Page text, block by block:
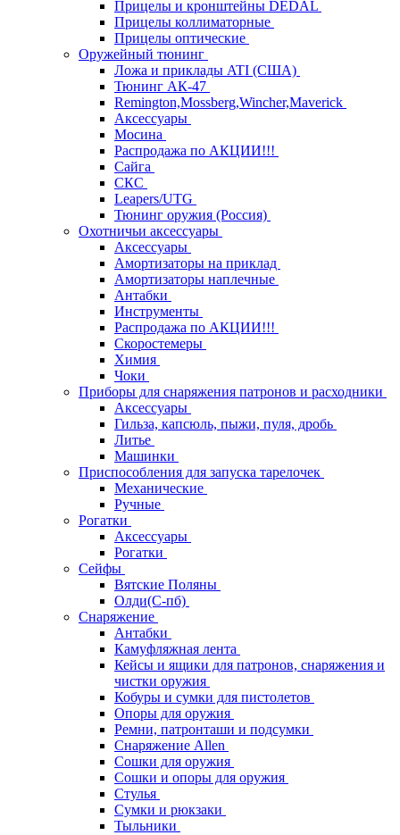
Прицелы и кронштейны DEDAL
Прицелы коллиматорные
Прицелы оптические
Оружейный тюнинг
Ложа и приклады ATI (США)
Тюнинг АК-47
Remington,Mossberg,Wincher,Maverick
Аксессуары
Мосина
Распродажа по АКЦИИ!!!
Сайга
СКС
Leapers/UTG
Тюнинг оружия (Россия)
Охотничьи аксессуары
Аксессуары
Амортизаторы на приклад
Амортизаторы наплечные
Антабки
Инструменты
Распродажа по АКЦИИ!!!
Скоростемеры
Химия
Чоки
Приборы для снаряжения патронов и расходники
Аксессуары
Гильза, капсюль, пыжи, пуля, дробь
Литье
Машинки
Приспособления для запуска тарелочек
Механические
Ручные
Рогатки
Аксессуары
Рогатки
Сейфы
Вятские Поляны
Олди(С-пб)
Снаряжение
Антабки
Камуфляжная лента
Кейсы и ящики для патронов, снаряжения и
чистки оружия
Кобуры и сумки для пистолетов
Опоры для оружия
Ремни, патронташи и подсумки
Снаряжение Allen
Сошки для оружия
Сошки и опоры для оружия
Стулья
Сумки и рюкзаки
Тыльники